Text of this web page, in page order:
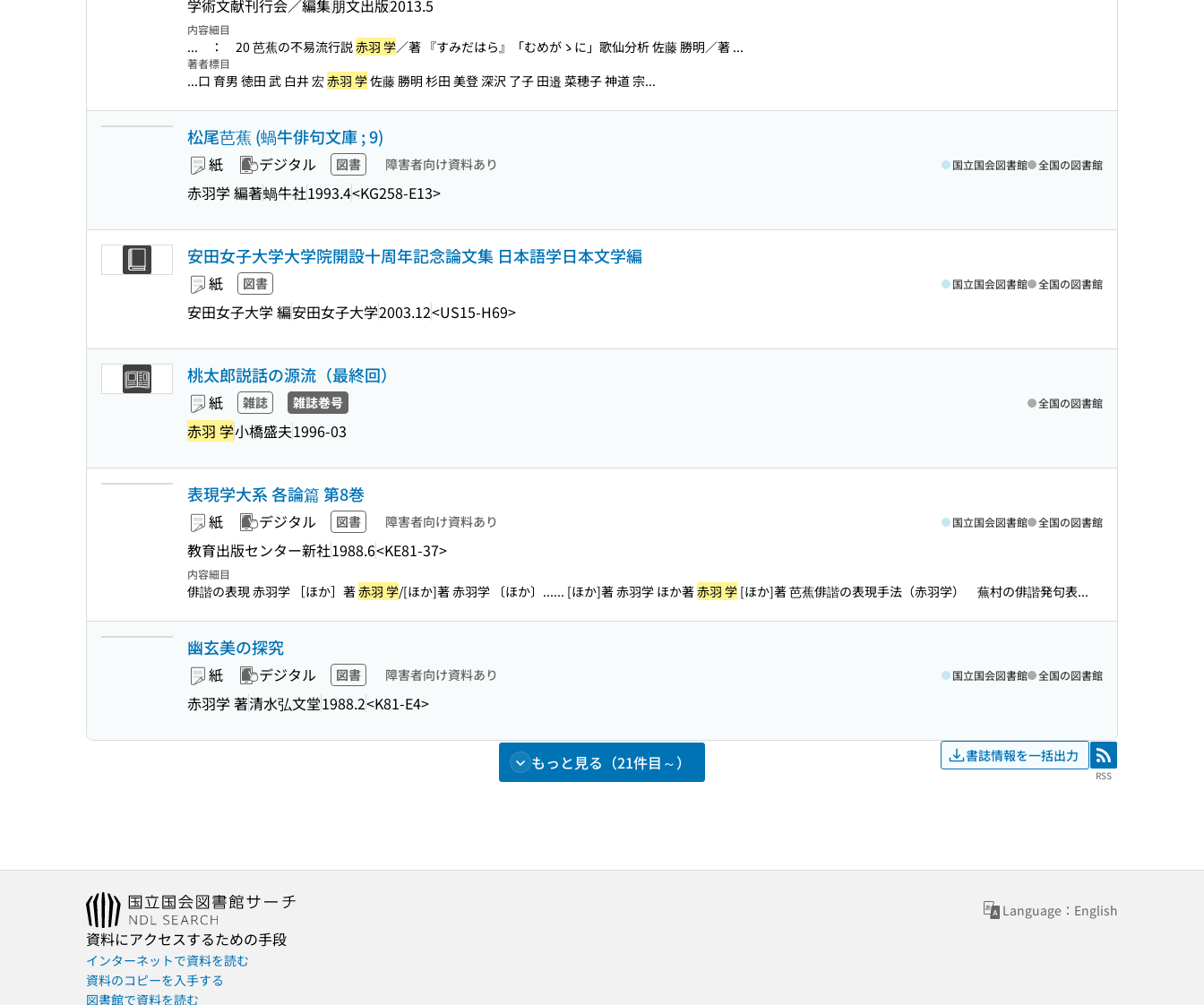
学術文献刊行会／編集朋文出版2013.5
内容細目
... ： 20 芭蕉の不易流行説赤羽 学／著 『すみだはら』「むめがゝに」歌仙分析 佐藤 勝明／著 ...
著者標目
...口 育男 徳田 武 白井 宏赤羽 学佐藤 勝明 杉田 美登 深沢 了子 田邉 菜穂子 神道 宗...
松尾芭蕉 (蝸牛俳句文庫 ; 9)
紙 デジタル 図書 障害者向け資料あり
赤羽学 編著蝸牛社1993.4<KG258-E13>
国立国会図書館 全国の図書館
安田女子大学大学院開設十周年記念論文集 日本語学日本文学編
紙 図書
安田女子大学 編安田女子大学2003.12<US15-H69>
国立国会図書館 全国の図書館
桃太郎説話の源流（最終回）
紙 雑誌 雑誌巻号
赤羽 学小橋盛夫1996-03
全国の図書館
表現学大系 各論篇 第8巻
紙 デジタル 図書 障害者向け資料あり
教育出版センター新社1988.6<KE81-37>
国立国会図書館 全国の図書館
内容細目
俳諧の表現 赤羽学 ［ほか］著赤羽 学/[ほか]著 赤羽学 〔ほか〕...... [ほか]著 赤羽学 ほか著赤羽 学 [ほか]著 芭蕉俳諧の表現手法（赤羽学） 蕪村の俳諧発句表...
幽玄美の探究
紙 デジタル 図書 障害者向け資料あり
赤羽学 著清水弘文堂1988.2<K81-E4>
国立国会図書館 全国の図書館
もっと見る（21件目～） 書誌情報を一括出力 RSS
RSS
Language：English
資料にアクセスするための手段
インターネットで資料を読む
資料のコピーを入手する
図書館で資料を読む